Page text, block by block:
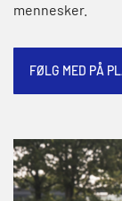
mennesker.
FØLG MED PÅ